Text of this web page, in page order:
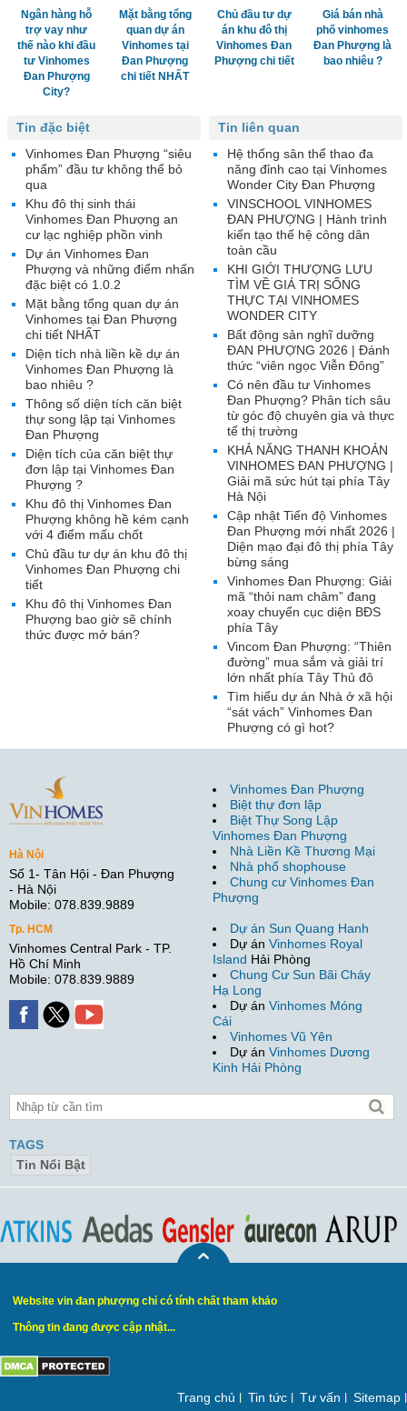
Ngân hàng hỗ
trợ vay như
thế nào khi đầu
tư Vinhomes
Đan Phượng
City?
Mặt bằng tổng
quan dự án
Vinhomes tại
Đan Phượng
chi tiết NHẤT
Chủ đầu tư dự
án khu đô thị
Vinhomes Đan
Phượng chi tiết
Giá bán nhà
phố vinhomes
Đan Phượng là
bao nhiêu ?
Tin liên quan
Hệ thống sân thể thao đa
năng đỉnh cao tại Vinhomes
Wonder City Đan Phượng
VINSCHOOL VINHOMES
ĐAN PHƯỢNG | Hành trình
kiến tạo thế hệ công dân
toàn cầu
KHI GIỚI THƯỢNG LƯU
TÌM VỀ GIÁ TRỊ SỐNG
THỰC TẠI VINHOMES
WONDER CITY
Bất động sản nghĩ dưỡng
ĐAN PHƯỢNG 2026 | Đánh
thức “viên ngọc Viễn Đông”
Có nên đầu tư Vinhomes
Đan Phượng? Phân tích sâu
từ góc độ chuyên gia và thực
tế thị trường
KHẢ NĂNG THANH KHOẢN
VINHOMES ĐAN PHƯỢNG |
Giải mã sức hút tại phía Tây
Hà Nội
Cập nhật Tiến độ Vinhomes
Đan Phượng mới nhất 2026 |
Diện mạo đại đô thị phía Tây
bừng sáng
Vinhomes Đan Phượng: Giải
mã “thỏi nam châm” đang
xoay chuyển cục diện BĐS
phía Tây
Vincom Đan Phượng: “Thiên
đường” mua sắm và giải trí
lớn nhất phía Tây Thủ đô
Tìm hiểu dự án Nhà ở xã hội
“sát vách” Vinhomes Đan
Phượng có gì hot?
Tin đặc biệt
Vinhomes Đan Phượng “siêu
phẩm” đầu tư không thể bỏ
qua
Khu đô thị sinh thái
Vinhomes Đan Phượng an
cư lạc nghiệp phồn vinh
Dự án Vinhomes Đan
Phượng và những điểm nhấn
đặc biệt có 1.0.2
Mặt bằng tổng quan dự án
Vinhomes tại Đan Phượng
chi tiết NHẤT
Diện tích nhà liền kề dự án
Vinhomes Đan Phượng là
bao nhiêu ?
Thông số diện tích căn biệt
thự song lập tại Vinhomes
Đan Phượng
Diện tích của căn biệt thự
đơn lập tại Vinhomes Đan
Phượng ?
Khu đô thị Vinhomes Đan
Phượng không hề kém cạnh
với 4 điểm mấu chốt
Chủ đầu tư dự án khu đô thị
Vinhomes Đan Phượng chi
tiết
Khu đô thị Vinhomes Đan
Phượng bao giờ sẽ chính
thức được mở bán?
Hà Nội
Số 1- Tân Hội - Đan Phượng
- Hà Nội
Mobile: 078.839.9889
Tp. HCM
Vinhomes Central Park - TP.
Hồ Chí Minh
Mobile: 078.839.9889
Vinhomes Đan Phượng
Biệt thự đơn lập
Biệt Thự Song Lập
Vinhomes Đan Phượng
Nhà Liền Kề Thương Mại
Nhà phố shophouse
Chung cư Vinhomes Đan
Phượng
Dự án Sun Quang Hanh
Dự án Vinhomes Royal
Island Hải Phòng
Chung Cư Sun Bãi Cháy
Hạ Long
Dự án Vinhomes Móng
Cái
Vinhomes Vũ Yên
Dự án Vinhomes Dương
Kinh Hải Phòng
TAGS
Tin Nổi Bật
Website vin đan phượng chỉ có tính chất tham khảo
Thông tin đang được cập nhật...
Trang chủ Tin tức Tư vấn Sitemap